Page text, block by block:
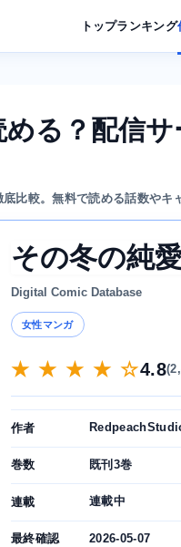
トップランキング
る？配信
比較。無料で読める話数や
その冬の純
Digital Comic Database
女性マンガ
★ ★ ★ ★ ☆4.8
作者
巻数 既刊3巻
連載 連載中
最終確認 2026-05-07